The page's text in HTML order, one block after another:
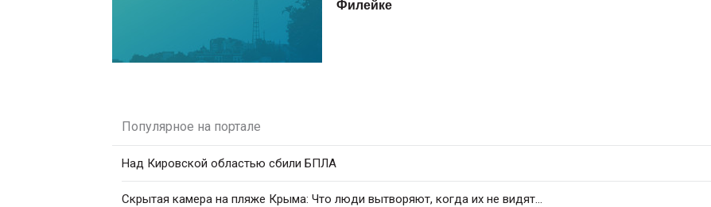
Филейке
Популярное на портале
Над Кировской областью сбили БПЛА
Скрытая камера на пляже Крыма: Что люди вытворяют, когда их не видят...